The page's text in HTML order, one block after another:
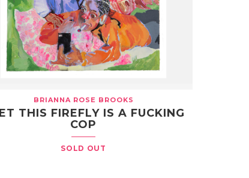
BRIANNA ROSE BROOKS
THIS FIREFLY IS A FUCKING
COP
SOLD OUT